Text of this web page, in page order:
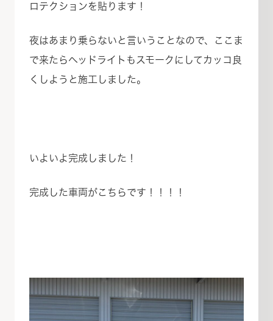
ロテクションを貼ります！
夜はあまり乗らないと言いうことなので、ここま
で来たらヘッドライトもスモークにしてカッコ良
くしようと施工しました。
いよいよ完成しました！
完成した車両がこちらです！！！！